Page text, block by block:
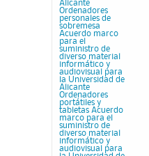
Alicante
Ordenadores
personales de
sobremesa
Acuerdo marco
para el
suministro de
diverso material
informático y
audiovisual para
la Universidad de
Alicante
Ordenadores
portátiles y
tabletas Acuerdo
marco para el
suministro de
diverso material
informático y
audiovisual para